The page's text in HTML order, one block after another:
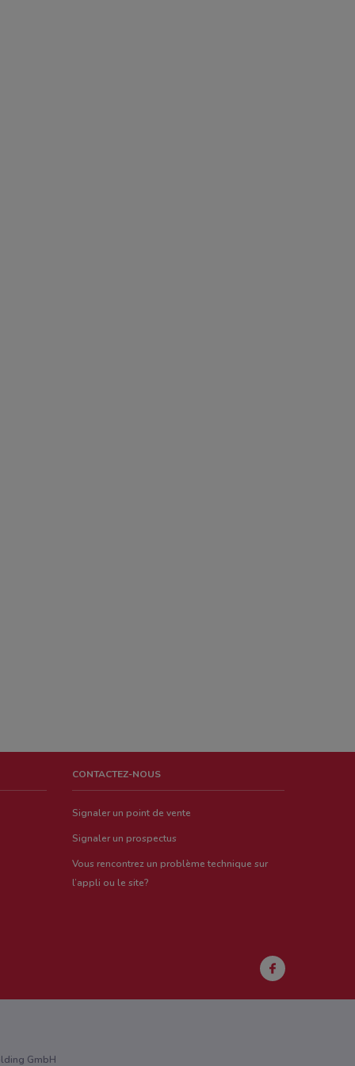
CONTACTEZ-NOUS
Signaler un point de vente
Signaler un prospectus
Vous rencontrez un problème technique sur
l’appli ou le site?
GmbH